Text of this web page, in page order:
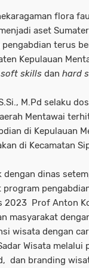
flora
aset
pengabdian terus
Kepulauan
soft skills dan hard
M.Pd selaku
Mentawai
di Kepulauan
di Kecamatan
dengan dinas
2023 Prof Anton
masyarakat
wisata dengan
Wisata melalui
dan branding